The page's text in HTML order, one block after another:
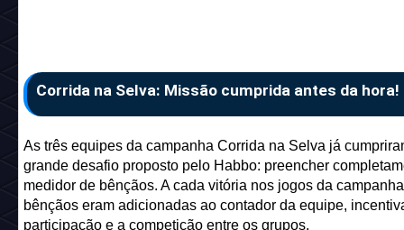
Corrida na Selva: Missão cumprida antes da hora!
As três equipes da campanha Corrida na Selva já
grande desafio proposto pelo Habbo: preencher
medidor de bênçãos. A cada vitória nos jogos da
bênçãos eram adicionadas ao contador da equipe,
participação e a competição entre os grupos.